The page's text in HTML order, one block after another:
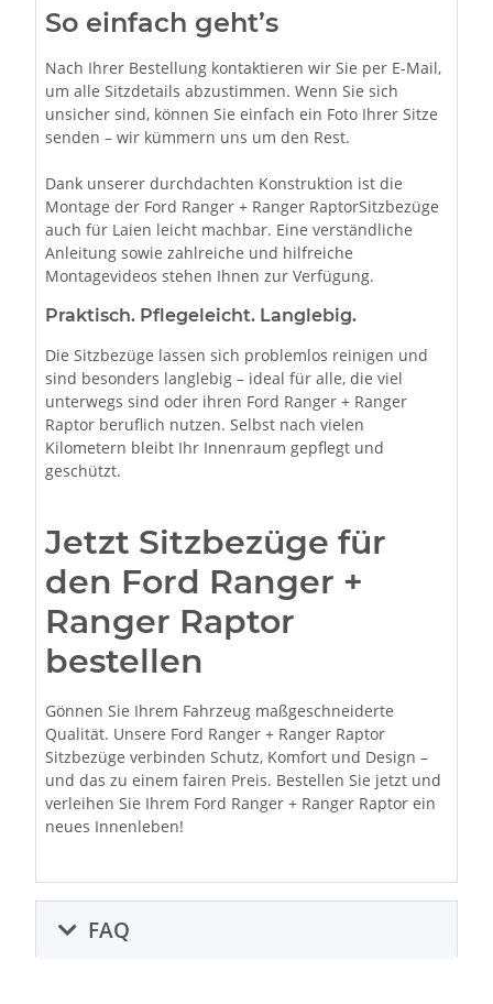
So einfach geht’s
Nach Ihrer Bestellung kontaktieren wir Sie per E-Mail,
um alle Sitzdetails abzustimmen. Wenn Sie sich
unsicher sind, können Sie einfach ein Foto Ihrer Sitze
senden – wir kümmern uns um den Rest.
Dank unserer durchdachten Konstruktion ist die
Montage der Ford Ranger + Ranger RaptorSitzbezüge
auch für Laien leicht machbar. Eine verständliche
Anleitung sowie zahlreiche und hilfreiche
Montagevideos stehen Ihnen zur Verfügung.
Praktisch. Pflegeleicht. Langlebig.
Die Sitzbezüge lassen sich problemlos reinigen und
sind besonders langlebig – ideal für alle, die viel
unterwegs sind oder ihren Ford Ranger + Ranger
Raptor beruflich nutzen. Selbst nach vielen
Kilometern bleibt Ihr Innenraum gepflegt und
geschützt.
Jetzt Sitzbezüge für
den Ford Ranger +
Ranger Raptor
bestellen
Gönnen Sie Ihrem Fahrzeug maßgeschneiderte
Qualität. Unsere Ford Ranger + Ranger Raptor
Sitzbezüge verbinden Schutz, Komfort und Design –
und das zu einem fairen Preis. Bestellen Sie jetzt und
verleihen Sie Ihrem Ford Ranger + Ranger Raptor ein
neues Innenleben!
FAQ